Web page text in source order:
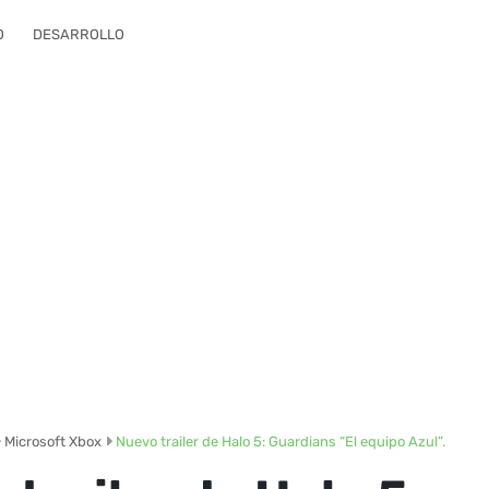
DESARROLLO
Microsoft Xbox Nuevo trailer de Halo 5: Guardians “El equipo Azul”.